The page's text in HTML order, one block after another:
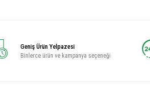
Geniş Ürün Yelpazesi
Binlerce ürün ve kampanya seçeneği